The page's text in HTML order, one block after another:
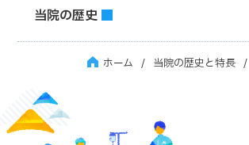
当院の歴史
ホーム 当院の歴史と特長